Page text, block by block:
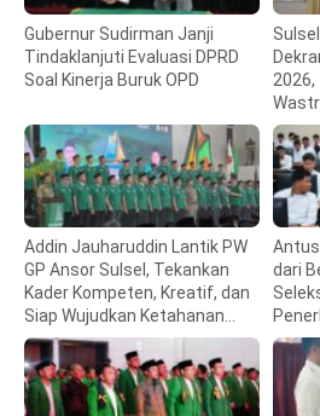
Gubernur Sudirman Janji
Tindaklanjuti Evaluasi DPRD
Soal Kinerja Buruk OPD
Addin Jauharuddin Lantik PW
GP Ansor Sulsel, Tekankan
Kader Kompeten, Kreatif, dan
Siap Wujudkan Ketahanan
Pangan
dari